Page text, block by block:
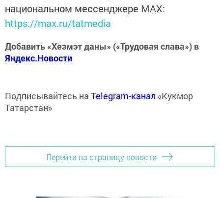
национальном мессенджере MАХ:
https://max.ru/tatmedia
Добавить «Хезмэт даны» («Трудовая слава») в
Яндекс.Новости
Подписывайтесь на Telegram-канал «Кукмор
Татарстан»
Перейти на страницу новости